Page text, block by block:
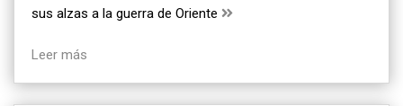
sus alzas a la guerra de Oriente
Leer más